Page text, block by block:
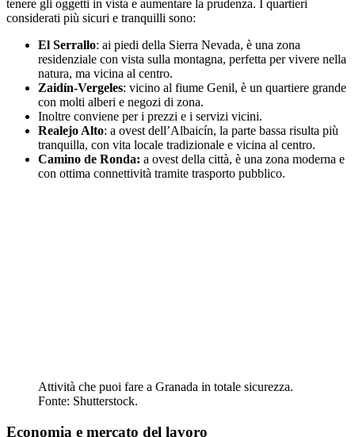
tenere gli oggetti in vista e aumentare la prudenza. I quartieri
considerati più sicuri e tranquilli sono:
El Serrallo: ai piedi della Sierra Nevada, è una zona
residenziale con vista sulla montagna, perfetta per vivere nella
natura, ma vicina al centro.
Zaidín-Vergeles: vicino al fiume Genil, è un quartiere grande
con molti alberi e negozi di zona.
Inoltre conviene per i prezzi e i servizi vicini.
Realejo Alto: a ovest dell’Albaicín, la parte bassa risulta più
tranquilla, con vita locale tradizionale e vicina al centro.
Camino de Ronda: a ovest della città, è una zona moderna e
con ottima connettività tramite trasporto pubblico.
Attività che puoi fare a Granada in totale sicurezza.
Fonte: Shutterstock.
Economia e mercato del lavoro